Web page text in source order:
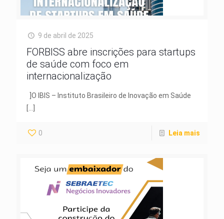
9 de abril de 2025
FORBISS abre inscrições para startups
de saúde com foco em
internacionalização
]O IBIS – Instituto Brasileiro de Inovação em Saúde
0 Leia mais